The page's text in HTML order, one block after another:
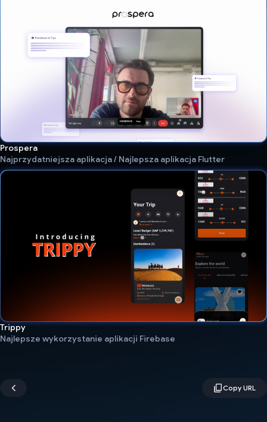
Prospera
Najprzydatniejsza aplikacja / Najlepsza aplikacja Flutter
Trippy
Najlepsze wykorzystanie aplikacji Firebase